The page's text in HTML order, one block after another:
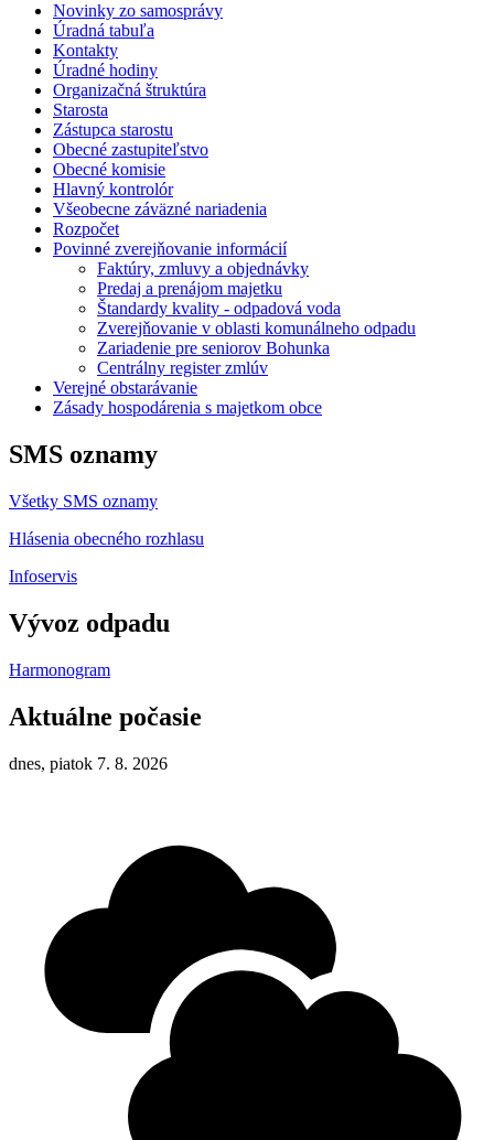
Novinky zo samosprávy
Úradná tabuľa
Kontakty
Úradné hodiny
Organizačná štruktúra
Starosta
Zástupca starostu
Obecné zastupiteľstvo
Obecné komisie
Hlavný kontrolór
Všeobecne záväzné nariadenia
Rozpočet
Povinné zverejňovanie informácií
Faktúry, zmluvy a objednávky
Predaj a prenájom majetku
Štandardy kvality - odpadová voda
Zverejňovanie v oblasti komunálneho odpadu
Zariadenie pre seniorov Bohunka
Centrálny register zmlúv
Verejné obstarávanie
Zásady hospodárenia s majetkom obce
SMS oznamy
Všetky SMS oznamy
Hlásenia obecného rozhlasu
Infoservis
Vývoz odpadu
Harmonogram
Aktuálne počasie
dnes, piatok 7. 8. 2026